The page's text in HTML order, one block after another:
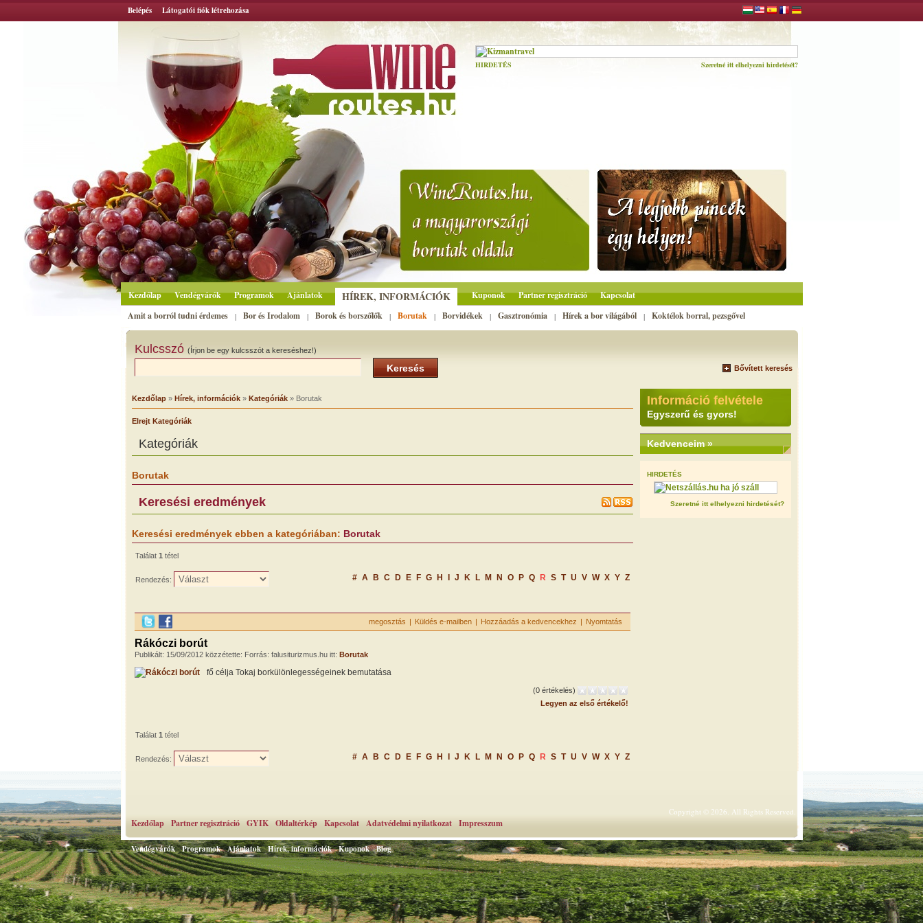
Belépés Látogatói fiók létrehozása
HIRDETÉS Szeretné itt elhelyezni hirdetését?
Kezdőlap Vendégvárók Programok Ajánlatok HÍREK, INFORMÁCIÓK Kuponok Partner regisztráció
Kapcsolat
Amit a borról tudni érdemes
| Bor és Irodalom | Borok és borszőlők | Borutak | Borvidékek | Gasztronómia | Hírek a bor világából | Koktélok borral, pezsgővel
Kulcsszó (Írjon be egy kulcsszót a kereséshez!)
Keresés +
Bővített keresés
Kezdőlap» Hírek, információk» Kategóriák» Borutak
Elrejt Kategóriák
Kategóriák
Borutak
Keresési eredmények
Keresési eredmények ebben a kategóriában: Borutak
Találat 1 tétel
Rendezés: # A B C D E F G H J K L M N O P Q R S T U V W X Y Z
megosztás | Küldés e-mailben | Hozzáadás a kedvencekhez | Nyomtatás
Rákóczi borút
Publikált: 15/09/2012 közzétette: Forrás: falusiturizmus.hu itt: Borutak
fő célja Tokaj borkülönlegességeinek bemutatása
(0 értékelés)
Legyen az első értékelő!
Találat 1 tétel
Rendezés: # A B C D E F G H J K L M N O P Q R S T U V W X Y Z
Információ felvétele
Egyszerű és gyors!
Kedvenceim »
HIRDETÉS
Szeretné itt elhelyezni hirdetését?
Kezdőlap Partner regisztráció GYIK Oldaltérkép Kapcsolat Adatvédelmi nyilatkozat Impresszum
Copyright © 2026. All Rights Reserved.
Vendégvárók Programok Ajánlatok Hírek, információk Kuponok Blog